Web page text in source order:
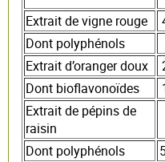
Extrait de vigne rouge
Dont polyphénols
Extrait d’oranger doux
Dont bioflavonoïdes
Extrait de pépins de
raisin
Dont polyphénols